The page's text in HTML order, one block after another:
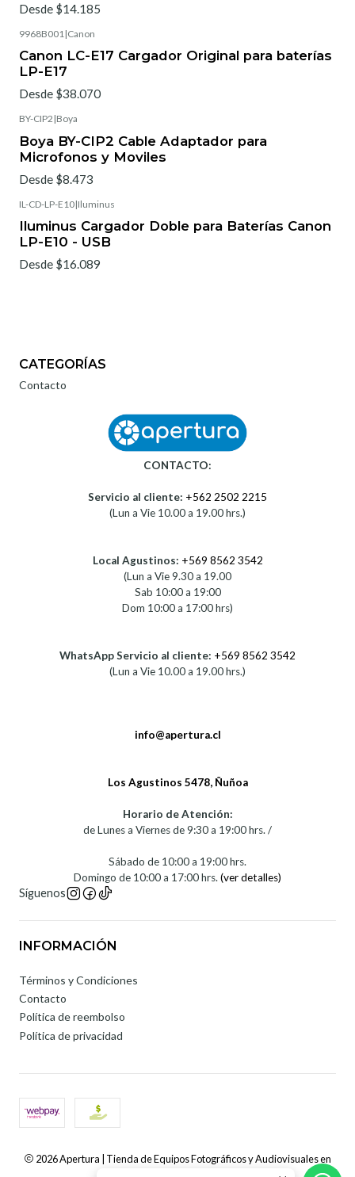
Desde $14.185
9968B001 |Canon
Canon LC-E17 Cargador Original para baterías
LP-E17
Desde $38.070
BY-CIP2 |Boya
Boya BY-CIP2 Cable Adaptador para
Microfonos y Moviles
Desde $8.473
IL-CD-LP-E10|Iluminus
Iluminus Cargador Doble para Baterías Canon
LP-E10 - USB
Desde $16.089
CATEGORÍAS
Contacto
CONTACTO:
Servicio al cliente: +562 2502 2215
(Lun a Vie 10.00 a 19.00 hrs.)
Local Agustinos: +569 8562 3542
(Lun a Vie 9.30 a 19.00
Sab 10:00 a 19:00
Dom 10:00 a 17:00 hrs)
WhatsApp Servicio al cliente: +569 8562 3542
(Lun a Vie 10.00 a 19.00 hrs.)
info@apertura.cl
Los Agustinos 5478, Ñuñoa
Horario de Atención:
de Lunes a Viernes de 9:30 a 19:00 hrs. /
Sábado de 10:00 a 19:00 hrs.
Domingo de 10:00 a 17:00 hrs.(ver detalles)
Síguenos
INFORMACIÓN
Términos y Condiciones
Contacto
Política de reembolso
Política de privacidad
2026 Apertura | Tienda de Equipos Fotográficos y Audiovisuales en